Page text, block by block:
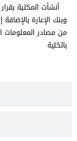
وبنك الإعارة
من مصادر المعلومات
بالكلية